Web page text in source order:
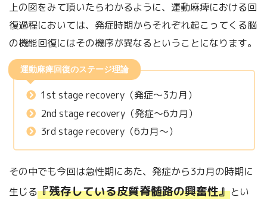
上の図をみて頂いたらわかるように、運動麻痺における回
復過程においては、発症時期からそれぞれ起こってくる脳
の機能回復にはその機序が異なるということになります。
運動麻痺回復のステージ理論
1st stage recovery（発症～3カ月）
2nd stage recovery（発症～6カ月）
3rd stage recovery（6カ月～）
その中でも今回は急性期にあた、発症から3カ月の時期に
生じる『残存している皮質脊髄路の興奮性』とい